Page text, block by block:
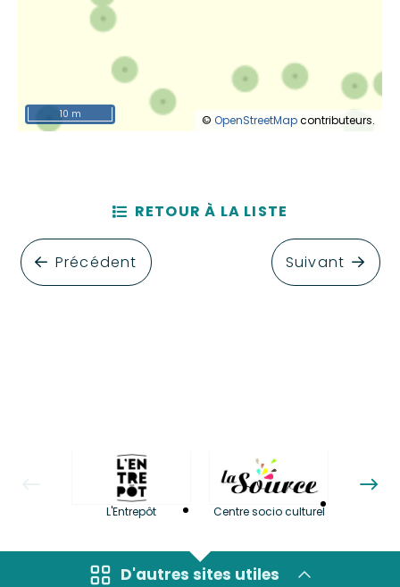
© OpenStreetMapcontributeurs.
10 m
Précédent
RETOUR À LA LISTE
Suivant
L'Entrepôt Centre socio culturel
D'autres sites utiles